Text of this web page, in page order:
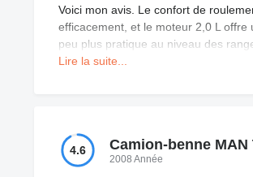
Voici mon avis. Le confort de
efficacement, et le moteur 2,0 L
peu plus pratique au niveau des
exigus. L'option transmission
Lire la suite...
4.6 Camion-benne MAN
2008 Année